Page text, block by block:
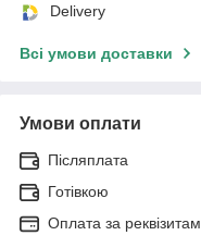
Delivery
Всі умови доставки
Умови оплати
Післяплата
Готівкою
Оплата за